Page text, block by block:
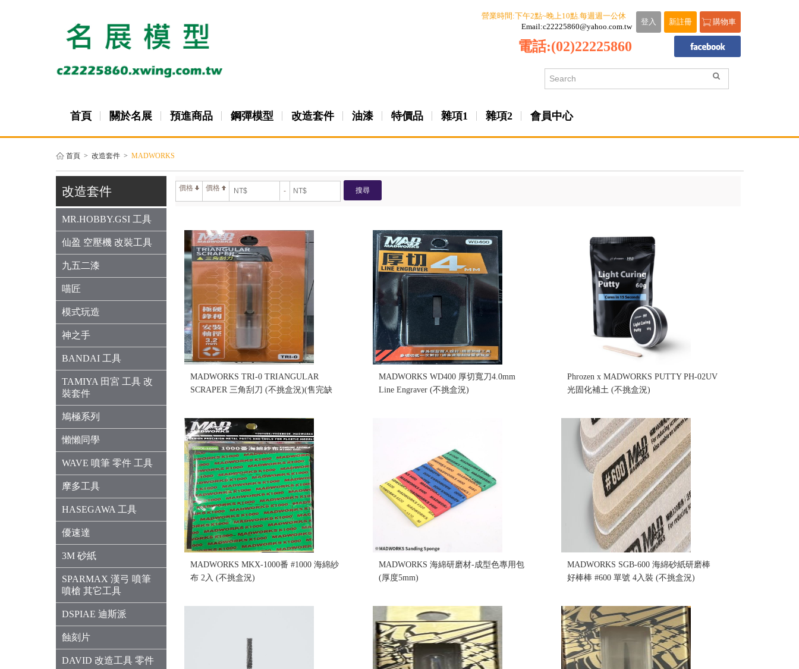
購物車
新註冊
登入
營業時間:下午2點~晚上10點.每週週一公休
Email:c22225860@yahoo.com.tw
電話:(02)22225860
首頁 關於名展 預進商品 鋼彈模型 改造套件 油漆 特價品 雜項1 雜項2 會員中心
首頁 > 改造套件 > MADWORKS
改造套件
MR.HOBBY.GSI 工具
仙盈 空壓機 改裝工具
九五二漆
喵匠
模式玩造
神之手
BANDAI 工具
TAMIYA 田宮 工具 改
裝套件
鳩極系列
懶懶同學
WAVE 噴筆 零件 工具
摩多工具
HASEGAWA 工具
優速達
3M 砂紙
SPARMAX 漢弓 噴筆
噴槍 其它工具
DSPIAE 迪斯派
蝕刻片
DAVID 改造工具 零件
價格 價格 - 搜尋
MADWORKS TRI-0 TRIANGULAR
SCRAPER 三角刮刀 (不挑盒況)(售完缺
售價:0
MADWORKS WD400 厚切寬刀4.0mm
Line Engraver (不挑盒況)
Phrozen x MADWORKS PUTTY PH-02UV
光固化補土 (不挑盒況)
MADWORKS MKX-1000番 #1000 海綿紗
布 2入 (不挑盒況)
MADWORKS 海綿研磨材-成型色專用包
(厚度5mm)
MADWORKS SGB-600 海綿砂紙研磨棒
好棒棒 #600 單號 4入裝 (不挑盒況)